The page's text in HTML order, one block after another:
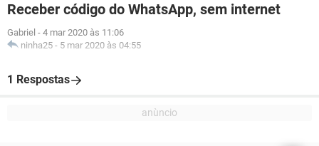
Receber código do WhatsApp, sem internet
Gabriel - 4 mar 2020 às 11:06
ninha25 - 5 mar 2020 às 04:55
1 Respostas